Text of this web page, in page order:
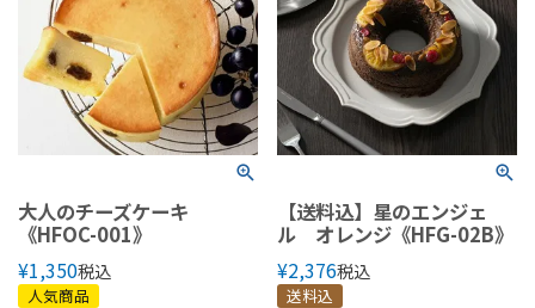
大人のチーズケーキ
《HFOC-001》
¥1,350税込
人気商品
【送料込】星のエンジェ
ル オレンジ《HFG-02B》
¥2,376税込
送料込